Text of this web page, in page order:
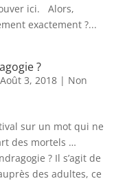
ici. Alors,
exactement ?...
?
Août 3, 2018| Non
sur un mot qui ne
des mortels …
? Il s’agit de
des adultes, ce